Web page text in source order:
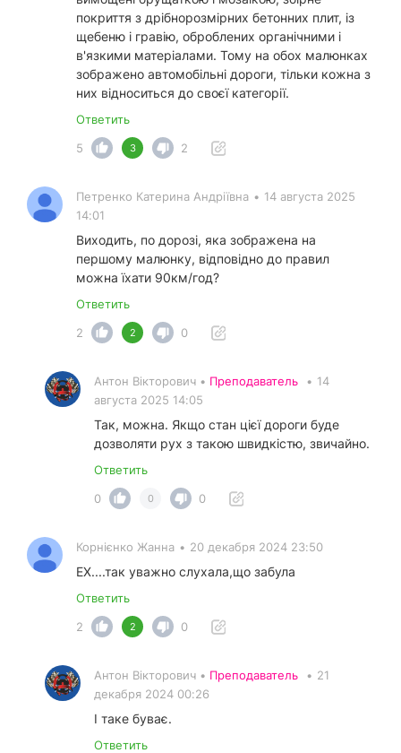
покриття з дрібнорозмірних бетонних плит, із
щебеню і гравію, оброблених органічними і
в'язкими матеріалами. Тому на обох малюнках
зображено автомобільні дороги, тільки кожна з
них відноситься до своєї категорії.
Ответить
5
3 2
Петренко Катерина Андріївна • 14 августа 2025
14:01
Виходить, по дорозі, яка зображена на
першому малюнку, відповідно до правил
можна їхати 90км/год?
Ответить
2
2 0
Антон Вікторович • Преподаватель • 14
августа 2025 14:05
Так, можна. Якщо стан цієї дороги буде
дозволяти рух з такою швидкістю, звичайно.
Ответить
0
0 0
Корнієнко Жанна • 20 декабря 2024 23:50
ЕХ....так уважно слухала,що забула
Ответить
2
2 0
Антон Вікторович • Преподаватель • 21
декабря 2024 00:26
І таке буває.
Ответить